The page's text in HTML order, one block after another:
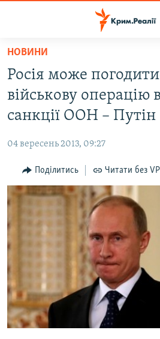
Перейти
основного
матеріалу
до
основної
навігації
Перейти
до
пошуку
ВІДЕО ТА ФОТО
БЛОГИ
ПОГЛЯД
ІНТЕРВ'Ю
ВСЕ ЗА ДЕНЬ
СПЕЦПРОЕКТИ
ДЕПОРТАЦІЯ
ВІДЕОУРОКИ «ELIFBE»
СВІДЧЕННЯ ОКУПАЦІЇ
УКРАЇНСЬКА ПРОБЛЕМА КРИМУ
ЯК ОБІЙТИ БЛОКУВАННЯ
Русский
Qırımtatar
НОВИНИ
Росія може
військову операцію
санкції ООН – Путін
04 вересень 2013, 09:27
Поділитись Читати без